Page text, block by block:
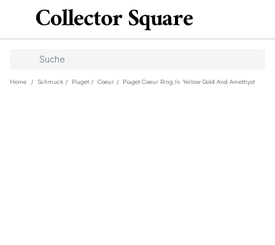
Home / Schmuck / Piaget / Coeur / Piaget Coeur Ring In Yellow Gold And Amethyst